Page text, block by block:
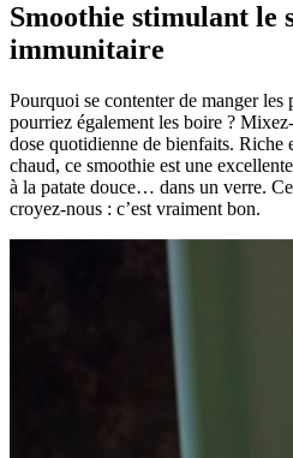
Smoothie stimulant le
immunitaire
Pourquoi se contenter de manger les
pourriez également les boire ?
dose quotidienne de bienfaits. Riche
chaud, ce smoothie est une
à la patate douce… dans un verre.
croyez-nous : c’est vraiment bon.